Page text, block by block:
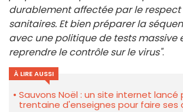
durablement affectée par le respect
sanitaires. Et bien préparer la
avec une politique de tests massive
reprendre le contrôle sur le virus".
À LIRE AUSSI
Sauvons Noël : un site internet lancé
trentaine d'enseignes pour faire ses